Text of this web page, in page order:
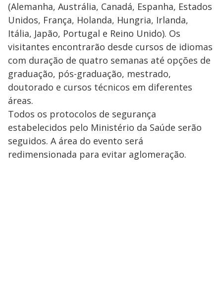
(Alemanha, Austrália, Canadá, Espanha, Estados
Unidos, França, Holanda, Hungria, Irlanda,
Itália, Japão, Portugal e Reino Unido). Os
visitantes encontrarão desde cursos de idiomas
com duração de quatro semanas até opções de
graduação, pós-graduação, mestrado,
doutorado e cursos técnicos em diferentes
áreas.
Todos os protocolos de segurança
estabelecidos pelo Ministério da Saúde serão
seguidos. A área do evento será
redimensionada para evitar aglomeração.